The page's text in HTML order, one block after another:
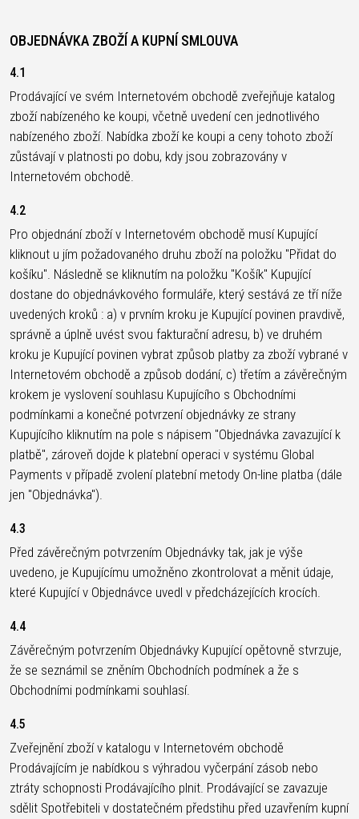
OBJEDNÁVKA ZBOŽÍ A KUPNÍ SMLOUVA
4.1
Prodávající ve svém Internetovém obchodě zveřejňuje katalog
zboží nabízeného ke koupi, včetně uvedení cen jednotlivého
nabízeného zboží. Nabídka zboží ke koupi a ceny tohoto zboží
zůstávají v platnosti po dobu, kdy jsou zobrazovány v
Internetovém obchodě.
4.2
Pro objednání zboží v Internetovém obchodě musí Kupující
kliknout u jím požadovaného druhu zboží na položku "Přidat do
košíku". Následně se kliknutím na položku "Košík" Kupující
dostane do objednávkového formuláře, který sestává ze tří níže
uvedených kroků : a) v prvním kroku je Kupující povinen pravdivě,
správně a úplně uvést svou fakturační adresu, b) ve druhém
kroku je Kupující povinen vybrat způsob platby za zboží vybrané v
Internetovém obchodě a způsob dodání, c) třetím a závěrečným
krokem je vyslovení souhlasu Kupujícího s Obchodními
podmínkami a konečné potvrzení objednávky ze strany
Kupujícího kliknutím na pole s nápisem "Objednávka zavazující k
platbě", zároveň dojde k platební operaci v systému Global
Payments v případě zvolení platební metody On-line platba (dále
jen "Objednávka").
4.3
Před závěrečným potvrzením Objednávky tak, jak je výše
uvedeno, je Kupujícímu umožněno zkontrolovat a měnit údaje,
které Kupující v Objednávce uvedl v předcházejících krocích.
4.4
Závěrečným potvrzením Objednávky Kupující opětovně stvrzuje,
že se seznámil se zněním Obchodních podmínek a že s
Obchodními podmínkami souhlasí.
4.5
Zveřejnění zboží v katalogu v Internetovém obchodě
Prodávajícím je nabídkou s výhradou vyčerpání zásob nebo
ztráty schopnosti Prodávajícího plnit. Prodávající se zavazuje
sdělit Spotřebiteli v dostatečném předstihu před uzavřením kupní